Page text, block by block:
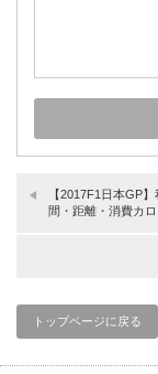
【2017F1日本GP
間・距離・消費カロ
トップページに戻る